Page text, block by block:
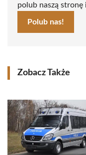
polub naszą stronę
Polub nas!
Zobacz Także